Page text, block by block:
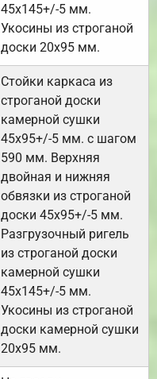
45х145+/-5 мм.
Укосины из строганой
доски 20х95 мм.
Стойки каркаса из
строганой доски
камерной сушки
45х95+/-5 мм. с шагом
590 мм. Верхняя
двойная и нижняя
обвязки из строганой
доски 45х95+/-5 мм.
Разгрузочный ригель
из строганой доски
камерной сушки
45х145+/-5 мм.
Укосины из строганой
доски камерной сушки
20х95 мм.